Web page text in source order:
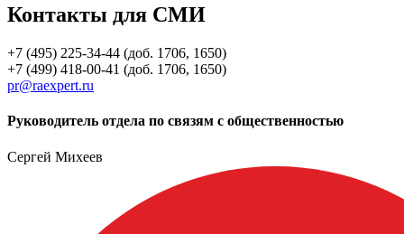
Контакты для СМИ
+7 (495) 225-34-44 (доб. 1706, 1650)
+7 (499) 418-00-41 (доб. 1706, 1650)
pr@raexpert.ru
Руководитель отдела по связям с общественностью
Сергей Михеев